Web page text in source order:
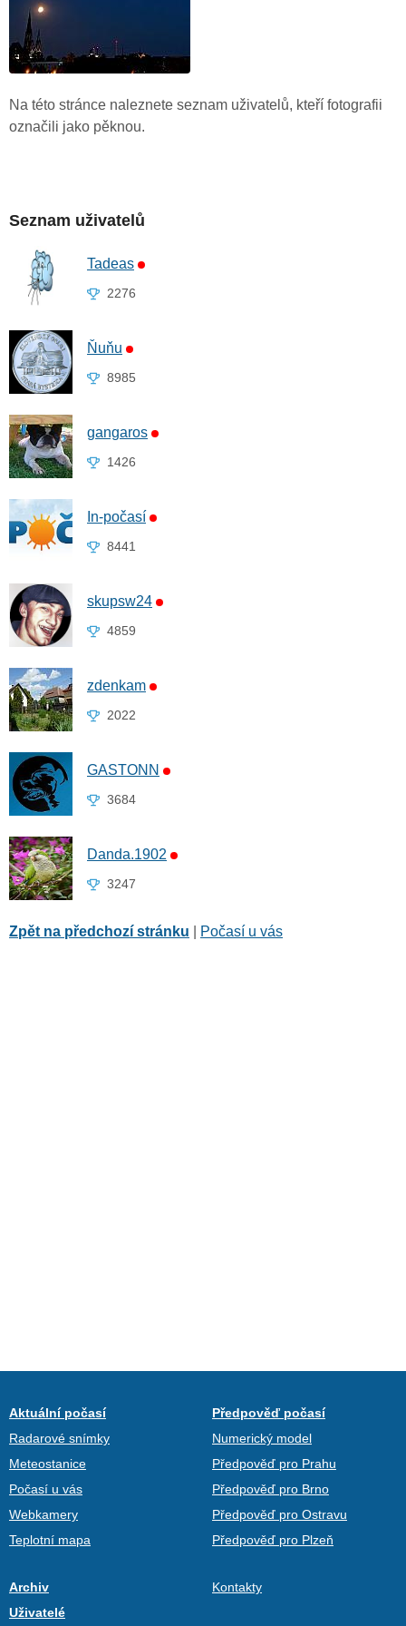
Na této stránce naleznete seznam uživatelů, kteří fotografii
označili jako pěknou.
Seznam uživatelů
Tadeas
2276
Ňuňu
8985
gangaros
1426
In-počasí
8441
skupsw24
4859
zdenkam
2022
GASTONN
3684
Danda.1902
3247
Zpět na předchozí stránku Počasí u vás
Aktuální počasí
Radarové snímky
Meteostanice
Počasí u vás
Webkamery
Teplotní mapa
Předpověď počasí
Numerický model
Předpověď pro Prahu
Předpověď pro Brno
Předpověď pro Ostravu
Předpověď pro Plzeň
Archiv
Uživatelé
Kontakty